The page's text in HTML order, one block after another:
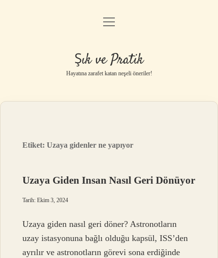
Anasayfa
Yasal Uyarı
menüyü
Şık ve Pratik
Hayatına zarafet katan neşeli öneriler!
Etiket:Uzaya gidenler ne yapıyor
Uzaya Giden Insan Nasıl Geri Dönüyor
Tarih: Ekim 3, 2024
Uzaya giden nasıl geri döner? Astronotların
uzay istasyonuna bağlı olduğu kapsül, ISS’den
ayrılır ve astronotların görevi sona erdiğinde